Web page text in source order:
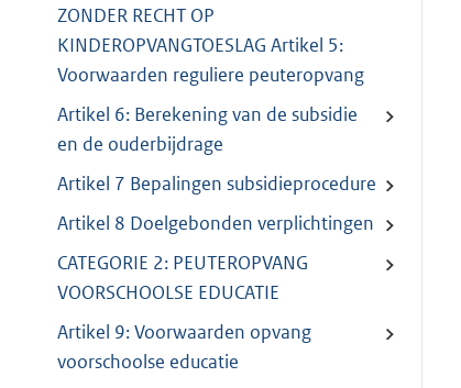
ZONDER RECHT OP
KINDEROPVANGTOESLAG Artikel 5:
Voorwaarden reguliere peuteropvang
Artikel 6: Berekening van de subsidie
en de ouderbijdrage
Artikel 7 Bepalingen subsidieprocedure
Artikel 8 Doelgebonden verplichtingen
CATEGORIE 2: PEUTEROPVANG
VOORSCHOOLSE EDUCATIE
Artikel 9: Voorwaarden opvang
voorschoolse educatie